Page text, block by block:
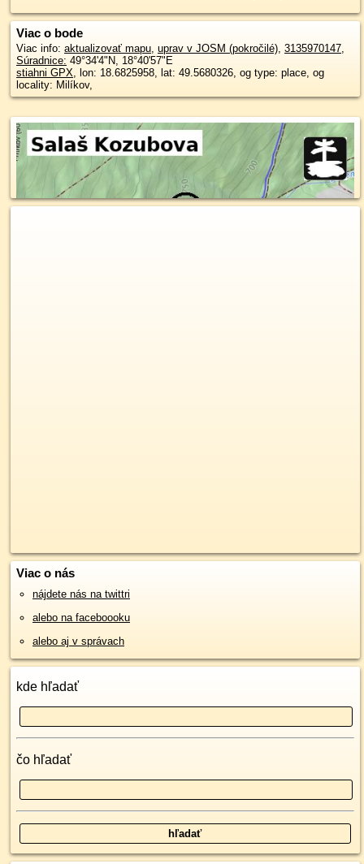
Viac o bode
Viac info: aktualizovať mapu, uprav v JOSM (pokročilé), 3135970147,
Súradnice: 49°34'4"N, 18°40'57"E
stiahni GPX, lon: 18.6825958, lat: 49.5680326, og type: place, og
locality: Milíkov,
Viac o nás
nájdete nás na twittri
alebo na faceboooku
alebo aj v správach
kde hľadať
čo hľadať